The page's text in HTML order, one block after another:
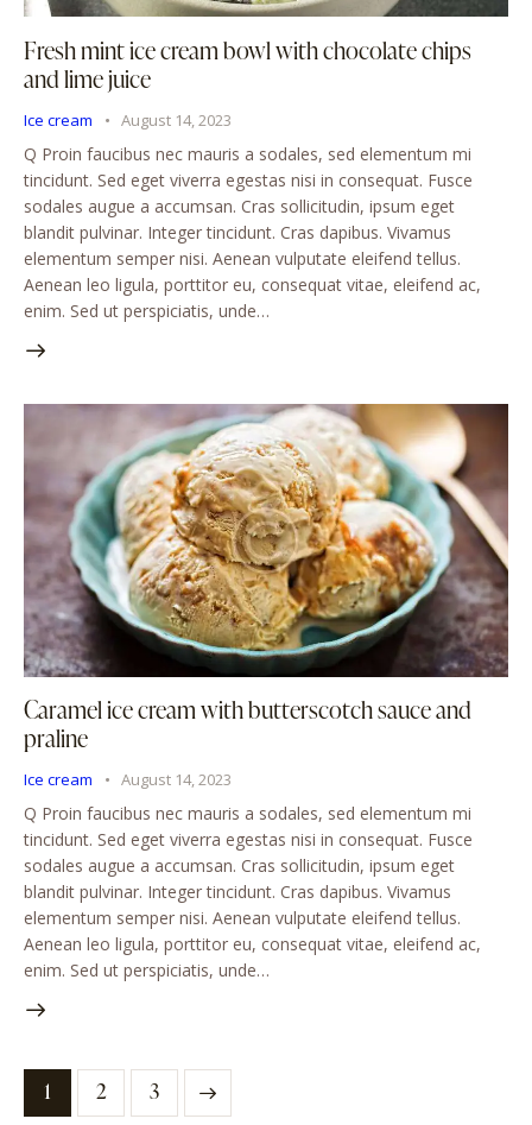
Fresh mint ice cream bowl with chocolate chips
and lime juice
Ice cream August 14, 2023
Q Proin faucibus nec mauris a sodales, sed elementum mi
tincidunt. Sed eget viverra egestas nisi in consequat. Fusce
sodales augue a accumsan. Cras sollicitudin, ipsum eget
blandit pulvinar. Integer tincidunt. Cras dapibus. Vivamus
elementum semper nisi. Aenean vulputate eleifend tellus.
Aenean leo ligula, porttitor eu, consequat vitae, eleifend ac,
enim. Sed ut perspiciatis, unde…
Caramel ice cream with butterscotch sauce and
praline
Ice cream August 14, 2023
Q Proin faucibus nec mauris a sodales, sed elementum mi
tincidunt. Sed eget viverra egestas nisi in consequat. Fusce
sodales augue a accumsan. Cras sollicitudin, ipsum eget
blandit pulvinar. Integer tincidunt. Cras dapibus. Vivamus
elementum semper nisi. Aenean vulputate eleifend tellus.
Aenean leo ligula, porttitor eu, consequat vitae, eleifend ac,
enim. Sed ut perspiciatis, unde…
1 2 3